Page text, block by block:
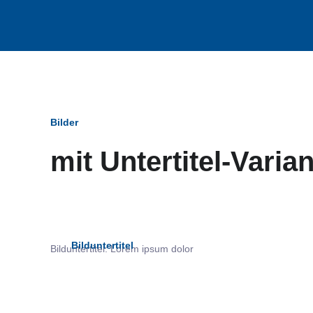
Bilder
mit Untertitel-
Bilduntertitel: Lorem ipsum dolor
Bilduntertitel